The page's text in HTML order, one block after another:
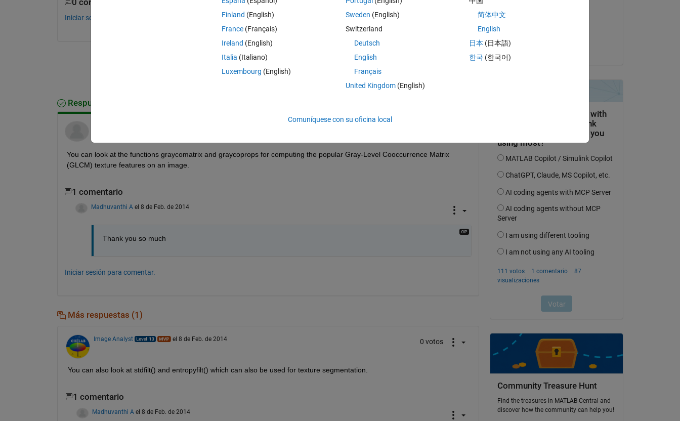
0 comentarios
Iniciar sesión para comentar.
Iniciar sesión para responder a esta pregunta.
Respuesta aceptada
You can look at the functions graycomatrix and graycoprops for computing the popular Gray-Level Cooccurrence Matrix
(GLCM) texture features on an image.
1 comentario
Madhuvanthi A el 8 de Feb. de 2014
Thank you so much
Iniciar sesión para comentar.
Más respuestas (1)
Image Analyst el 8 de Feb. de 2014 0 votos
You can also look at stdfilt() and entropyfilt() which can also be used for texture segmentation.
1 comentario
Madhuvanthi A el 8 de Feb. de 2014
el 8 de Feb. de 2014
Community Treasure Hunt
Find the treasures in MATLAB Central and
discover how the community can help you!
Finland (English)
France (Français)
Ireland (English)
Italia (Italiano)
Luxembourg (English)
Sweden (English)
Switzerland
Deutsch
English
Français
United Kingdom(English)
简体中文
English
日本 (日本語)
한국 (한국어)
Comuníquese con su oficina local